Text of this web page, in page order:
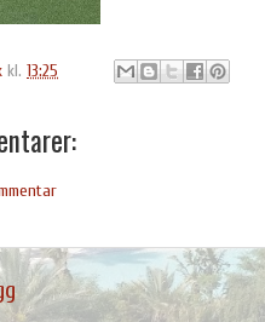
kl. 13:25